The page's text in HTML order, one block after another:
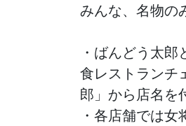
みんな、名物の
・ばんどう太
食レストランチ
郎」から店名を
・各店舗では